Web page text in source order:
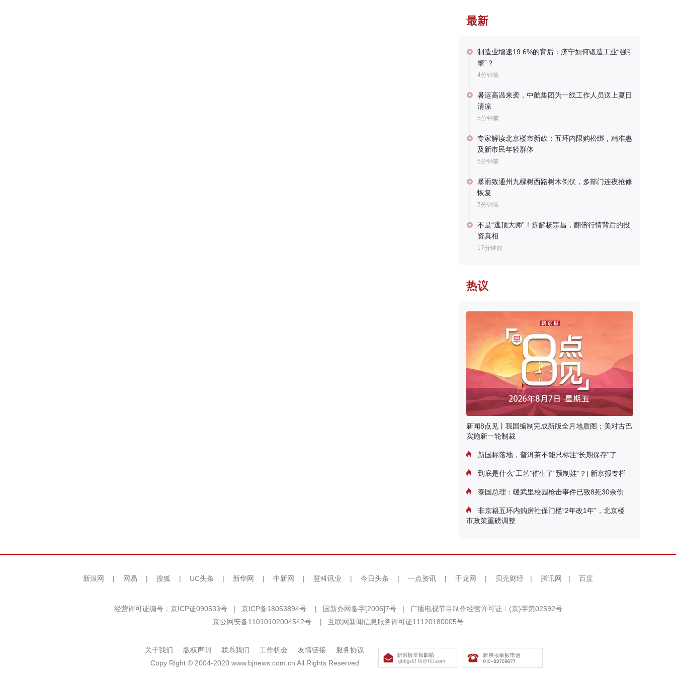
最新
制造业增速19.6%的背后：济宁如何锻造工业“强引
擎”？
4分钟前
暑运高温来袭，中航集团为一线工作人员送上夏日
清凉
5分钟前
专家解读北京楼市新政：五环内限购松绑，精准惠
及新市民年轻群体
5分钟前
暴雨致通州九棵树西路树木倒伏，多部门连夜抢修
恢复
7分钟前
不是“逃顶大师”！拆解杨宗昌，翻倍行情背后的投
资真相
17分钟前
热议
新闻8点见丨我国编制完成新版全月地质图；美对古巴
实施新一轮制裁
新国标落地，普洱茶不能只标注“长期保存”了
到底是什么“工艺”催生了“预制娃”？| 新京报专栏
泰国总理：暖武里校园枪击事件已致8死30余伤
非京籍五环内购房社保门槛“2年改1年”，北京楼
市政策重磅调整
新浪网 | 网易 | 搜狐 | UC头条 | 新华网 | 中新网 | 慧科讯业 | 今日头条 | 一点资讯 | 千龙网 | 贝壳财经 | 腾讯网 | 百度
经营许可证编号：京ICP证090533号 | 京ICP备18053894号 | 国新办网备字[2006]7号 |
广播电视节目制作经营许可证：(京)字第02592号
京公网安备11010102004542号
| 互联网新闻信息服务许可证11120180005号
关于我们 版权声明 联系我们 工作机会 友情链接
服务协议
Copy Right © 2004-2020 www.bjnews.com.cn All Rights Reserved